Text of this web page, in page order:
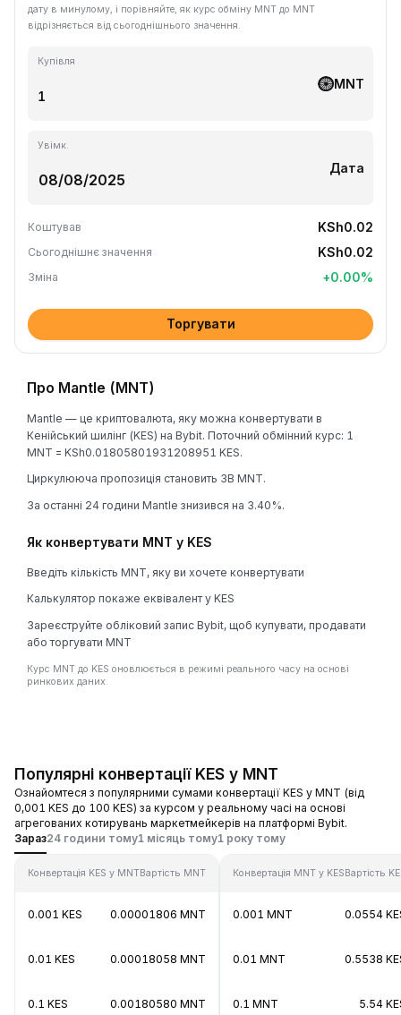
дату в минулому, і порівняйте, як курс обміну MNT до MNT
відрізняється від сьогоднішнього значення.
Купівля
MNT
Увімк.
Дата
Коштував KSh0.02
Сьогоднішнє значення KSh0.02
Зміна +0.00%
Торгувати
Про Mantle (MNT)
Mantle — це криптовалюта, яку можна конвертувати в
Кенійський шилінг (KES) на Bybit. Поточний обмінний курс: 1
MNT = KSh0.01805801931208951 KES.
Циркулююча пропозиція становить 3B MNT.
За останні 24 години Mantle знизився на 3.40%.
Як конвертувати MNT у KES
Введіть кількість MNT, яку ви хочете конвертувати
Калькулятор покаже еквівалент у KES
Зареєструйте обліковий запис Bybit, щоб купувати, продавати
або торгувати MNT
Курс MNT до KES оновлюється в режимі реального часу на основі
ринкових даних.
Популярні конвертації KES у MNT
Ознайомтеся з популярними сумами конвертації KES у MNT (від
0,001 KES до 100 KES) за курсом у реальному часі на основі
агрегованих котирувань маркетмейкерів на платформі Bybit.
Зараз24 години тому1 місяць тому1 року тому
Конвертація KES у MNTВартість MNT
0.001 KES 0.00001806 MNT
0.01 KES 0.00018058 MNT
0.1 KES 0.00180580 MNT
Конвертація MNT у KESВартість
0.001 MNT 0.0554
0.01 MNT 0.5538
0.1 MNT 5.54